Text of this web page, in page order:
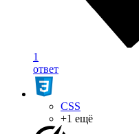
1
ответ
CSS
+1 ещё